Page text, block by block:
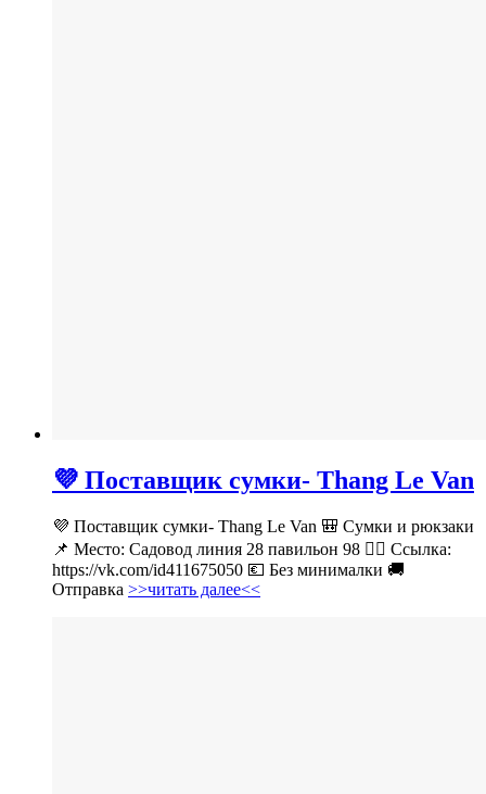
💜 Поставщик сумки- Thang Le Van
💜 Поставщик сумки- Thang Le Van 🎒 Сумки и рюкзаки
📌 Место: Садовод линия 28 павильон 98 👉🏻 Ссылка:
https://vk.com/id411675050 💶 Без минималки 🚚
Отправка >>читать далее<<